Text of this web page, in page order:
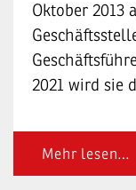
Oktober 2013
2021 wird sie
Mehr lesen…